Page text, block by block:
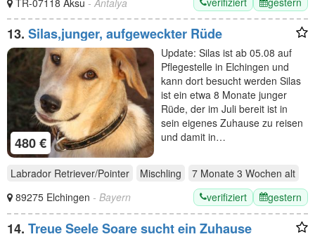
13. Silas,junger, aufgeweckter Rüde
480 €
Update: Silas ist ab 05.08 auf
Pflegestelle in Elchingen und
kann dort besucht werden Silas
ist ein etwa 8 Monate junger
Rüde, der im Juli bereit ist in
sein eigenes Zuhause zu reisen
und damit in…
Labrador Retriever/Pointer Mischling 7 Monate 3 Wochen alt
89275 Elchingen - Bayern verifiziert gestern
14. Treue Seele Soare sucht ein Zuhause